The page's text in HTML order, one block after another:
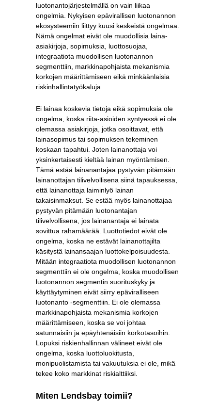
luotonantojärjestelmällä on vain liikaa
ongelmia. Nykyisen epävirallisen luotonannon
ekosysteemiin liittyy kuusi keskeistä ongelmaa.
Nämä ongelmat eivät ole muodollisia laina-
asiakirjoja, sopimuksia, luottosuojaa,
integraatiota muodollisen luotonannon
segmenttiin, markkinapohjaista mekanismia
korkojen määrittämiseen eikä minkäänlaisia ​​
riskinhallintatyökaluja.
Ei lainaa koskevia tietoja eikä sopimuksia ole
ongelma, koska riita-asioiden syntyessä ei ole
olemassa asiakirjoja, jotka osoittavat, että
lainasopimus tai sopimuksen tekeminen
koskaan tapahtui. Joten lainanottaja voi
yksinkertaisesti kieltää lainan myöntämisen.
Tämä estää lainanantajaa pystyvän pitämään
lainanottajan tilivelvollisena siinä tapauksessa,
että lainanottaja laiminlyö lainan
takaisinmaksut. Se estää myös lainanottajaa
pystyvän pitämään luotonantajan
tilivelvollisena, jos lainanantaja ei lainata
sovittua rahamäärää. Luottotiedot eivät ole
ongelma, koska ne estävät lainanottajilta
käsitystä lainansaajan luottokelpoisuudesta.
Mitään integraatiota muodollisen luotonannon
segmenttiin ei ole ongelma, koska muodollisen
luotonannon segmentin suorituskyky ja
käyttäytyminen eivät siirry epäviralliseen
luotonanto -segmenttiin. Ei ole olemassa
markkinapohjaista mekanismia korkojen
määrittämiseen, koska se voi johtaa
satunnaisiin ja epäyhtenäisiin korkotasoihin.
Lopuksi riskienhallinnan välineet eivät ole
ongelma, koska luottoluokitusta,
monipuolistamista tai vakuutuksia ei ole, mikä
tekee koko markkinat riskialttiiksi.
Miten Lendsbay toimii?